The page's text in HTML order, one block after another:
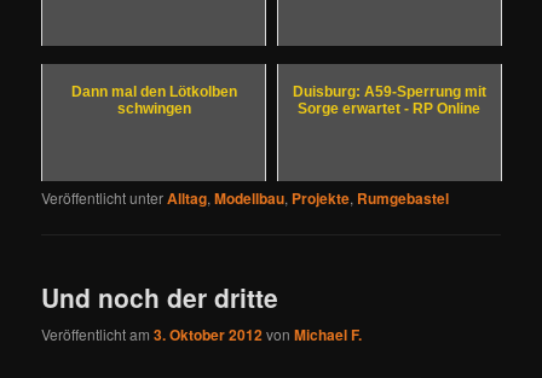
Dann mal den Lötkolben
schwingen
Duisburg: A59-Sperrung mit
Sorge erwartet - RP Online
Veröffentlicht unterAlltag,Modellbau, Projekte, Rumgebastel
Und noch der dritte
Veröffentlicht am3. Oktober 2012vonMichael F.